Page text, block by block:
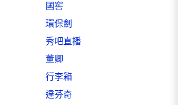
國窖
環保劍
秀吧直播
董卿
行李箱
達芬奇